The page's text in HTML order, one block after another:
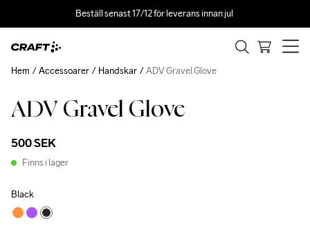
Beställ senast 17/12 för leverans innan jul
ADV Gravel Glove
500 SEK
Finns i lager
Black
Hem Accessoarer Handskar ADV Gravel Glove